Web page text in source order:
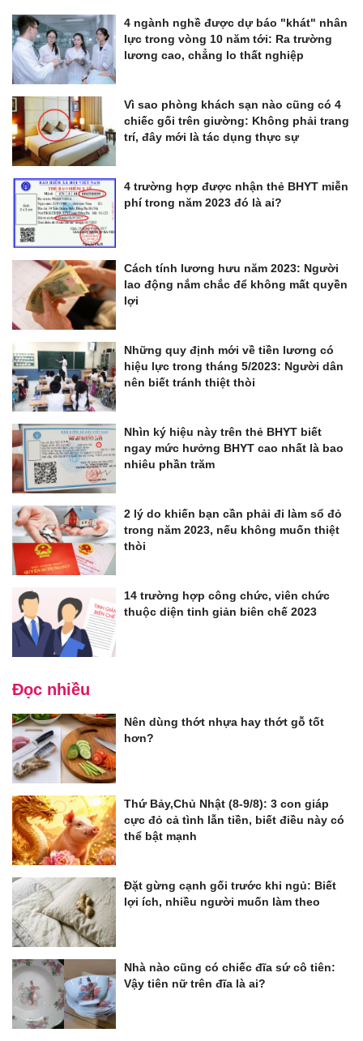
4 ngành nghề được dự báo "khát" nhân
lực trong vòng 10 năm tới: Ra trường
lương cao, chẳng lo thất nghiệp
Vì sao phòng khách sạn nào cũng có 4
chiếc gối trên giường: Không phải trang
trí, đây mới là tác dụng thực sự
4 trường hợp được nhận thẻ BHYT miễn
phí trong năm 2023 đó là ai?
Cách tính lương hưu năm 2023: Người
lao động nắm chắc để không mất quyền
lợi
Những quy định mới về tiền lương có
hiệu lực trong tháng 5/2023: Người dân
nên biết tránh thiệt thòi
Nhìn ký hiệu này trên thẻ BHYT biết
ngay mức hưởng BHYT cao nhất là bao
nhiêu phần trăm
2 lý do khiến bạn cần phải đi làm sổ đỏ
trong năm 2023, nếu không muốn thiệt
thòi
14 trường hợp công chức, viên chức
thuộc diện tinh giản biên chế 2023
Đọc nhiều
Nên dùng thớt nhựa hay thớt gỗ tốt
hơn?
Thứ Bảy,Chủ Nhật (8-9/8): 3 con giáp
cực đỏ cả tình lẫn tiền, biết điều này có
thể bật mạnh
Đặt gừng cạnh gối trước khi ngủ: Biết
lợi ích, nhiều người muốn làm theo
Nhà nào cũng có chiếc đĩa sứ cô tiên:
Vậy tiên nữ trên đĩa là ai?